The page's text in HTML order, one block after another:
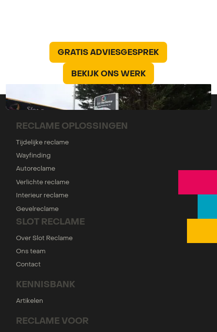
GRATIS ADVIESGESPREK
GRATIS ADVIESGESPREK
BEKIJK ONS WERK
BEKIJK ONS WERK
RECLAME OPLOSSINGEN
Tijdelijke reclame
Wayfinding
Autoreclame
Verlichte reclame
Interieur reclame
Gevelreclame
SLOT RECLAME
Over Slot Reclame
Ons team
Contact
KENNISBANK
Artikelen
RECLAME VOOR